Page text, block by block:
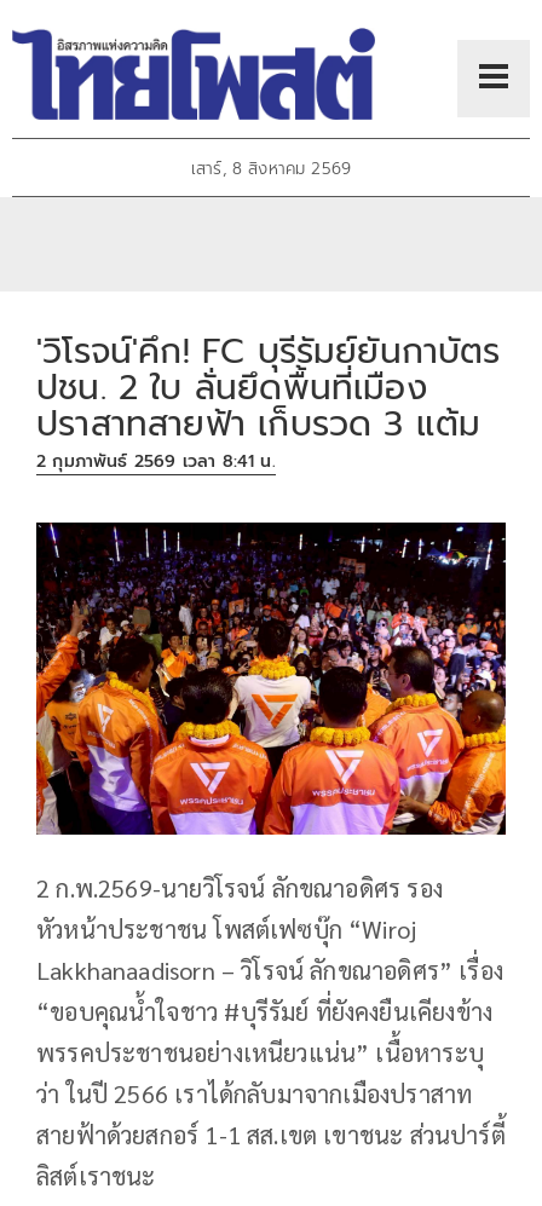
เสาร์, 8 สิงหาคม 2569
'วิโรจน์'คึก! FC บุรีรัมย์ยันกาบัตร
ปชน. 2 ใบ ลั่นยึดพื้นที่เมือง
ปราสาทสายฟ้า เก็บรวด 3 แต้ม
2 กุมภาพันธ์ 2569 เวลา 8:41 น.
2 ก.พ.2569-นายวิโรจน์ ลักขณาอดิศร รอง
หัวหน้าประชาชน โพสต์เฟซบุ๊ก “Wiroj
Lakkhanaadisorn – วิโรจน์ ลักขณาอดิศร” เรื่อง
“ขอบคุณน้ำใจชาว #บุรีรัมย์ ที่ยังคงยืนเคียงข้าง
พรรคประชาชนอย่างเหนียวแน่น” เนื้อหาระบุ
ว่า ในปี 2566 เราได้กลับมาจากเมืองปราสาท
สายฟ้าด้วยสกอร์ 1-1 สส.เขต เขาชนะ ส่วนปาร์ตี้
ลิสต์เราชนะ